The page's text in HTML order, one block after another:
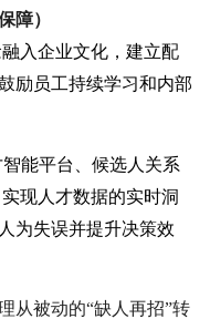
障）
入企业文化，建立配
励员工持续学习和内部
能平台、候选人关系
现人才数据的实时洞
为失误并提升决策效
从被动的“缺人再招”转